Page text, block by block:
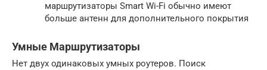
маршрутизаторы Smart Wi-Fi обычно имеют
больше антенн для дополнительного покрытия
Умные Маршрутизаторы
Нет двух одинаковых умных роутеров. Поиск